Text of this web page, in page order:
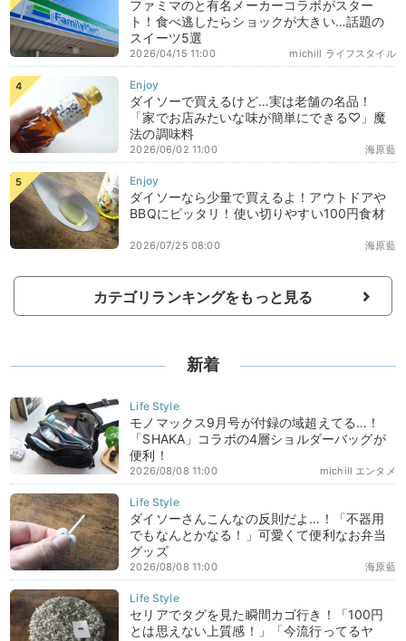
ファミマのと有名メーカーコラボがスター
ト！食べ逃したらショックが大きい…話題の
スイーツ5選
michill ライフスタイル
2026/04/15 11:00
ダイソーで買えるけど…実は老舗の名品！
「家でお店みたいな味が簡単にできる♡」魔
法の調味料
海原藍
2026/06/02 11:00
ダイソーなら少量で買えるよ！アウトドアや
BBQにピッタリ！使い切りやすい100円食材
海原藍
2026/07/25 08:00
カテゴリランキングをもっと見る
新着
モノマックス9月号が付録の域超えてる…！
「SHAKA」コラボの4層ショルダーバッグが
便利！
michill エンタメ
2026/08/08 11:00
ダイソーさんこんなの反則だよ…！「不器用
でもなんとかなる！」可愛くて便利なお弁当
グッズ
海原藍
2026/08/08 11:00
セリアでタグを見た瞬間カゴ行き！「100円
とは思えない上質感！」「今流行ってるヤ